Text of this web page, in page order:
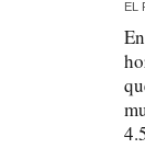
EL